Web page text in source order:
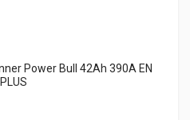
Power Bull 42Ah 390A EN